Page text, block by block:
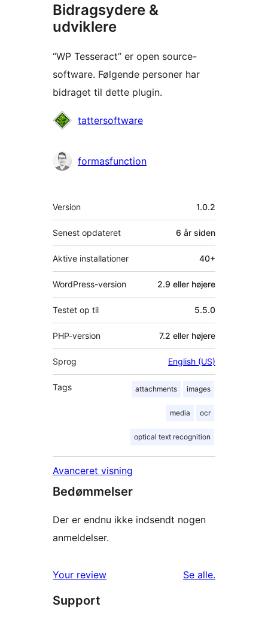
Bidragsydere &
udviklere
“WP Tesseract” er open source-
software. Følgende personer har
bidraget til dette plugin.
Bidragsydere
tattersoftware
formasfunction
Meta
Version 1.0.2
Senest opdateret 6 år siden
Aktive installationer 40+
WordPress-version 2.9 eller højere
Testet op til 5.5.0
PHP-version 7.2 eller højere
Sprog English (US)
Tags attachments images
media ocr
optical text recognition
Avanceret visning
Bedømmelser
Der er endnu ikke indsendt nogen
anmeldelser.
Your review Se alleanmeldelser
.
Support